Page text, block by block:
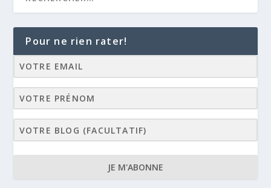
Pour ne rien rater!
JE M'ABONNE